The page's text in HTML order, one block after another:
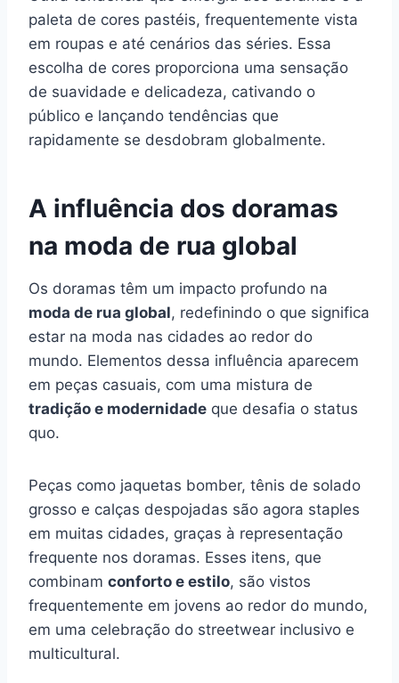
paleta de cores pastéis, frequentemente vista
em roupas e até cenários das séries. Essa
escolha de cores proporciona uma sensação
de suavidade e delicadeza, cativando o
público e lançando tendências que
rapidamente se desdobram globalmente.
A influência dos doramas
na moda de rua global
Os doramas têm um impacto profundo na
moda de rua global, redefinindo o que significa
estar na moda nas cidades ao redor do
mundo. Elementos dessa influência aparecem
em peças casuais, com uma mistura de
tradição e modernidade que desafia o status
quo.
Peças como jaquetas bomber, tênis de solado
grosso e calças despojadas são agora staples
em muitas cidades, graças à representação
frequente nos doramas. Esses itens, que
combinam conforto e estilo, são vistos
frequentemente em jovens ao redor do mundo,
em uma celebração do streetwear inclusivo e
multicultural.